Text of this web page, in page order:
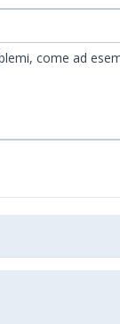
come ad